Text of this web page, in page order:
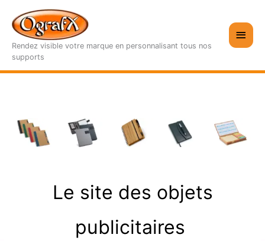
contenu
Rendez visible votre marque en personnalisant tous nos
supports
Le site des objets
publicitaires